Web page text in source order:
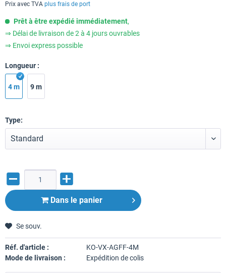
Prix avec TVA plus frais de port
Prêt à être expédié immédiatement,
⇒ Délai de livraison de 2 à 4 jours ouvrables
⇒ Envoi express possible
Longueur :
4 m 9 m
Type:
Dans le panier
Se souv.
Réf. d'article :
KO-VX-AGFF-4M
Mode de livraison :
Expédition de colis